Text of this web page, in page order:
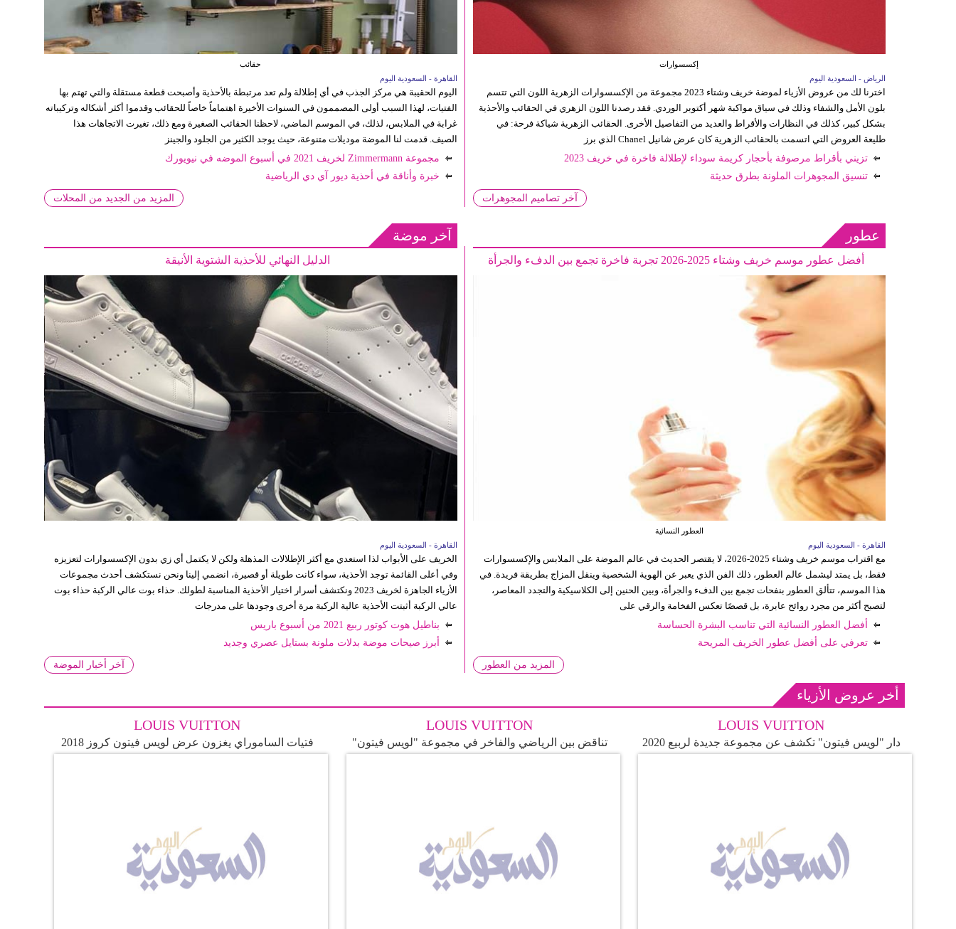
حقائب
القاهرة - السعودية اليوم
اليوم الحقيبة هي مركز الجذب في أي إطلالة ولم تعد مرتبطة بالأحذية وأصبحت قطعة مستقلة والتي تهتم بها
الفتيات، لهذا السبب أولى المصممون في السنوات الأخيرة اهتماماً خاصاً للحقائب وقدموا أكثر أشكاله وتركيباته
غرابة في الملابس، لذلك، في الموسم الماضي، لاحظنا الحقائب الصغيرة ومع ذلك، تغيرت الاتجاهات هذا
الصيف. قدمت لنا الموضة موديلات متنوعة، حيث يوجد الكثير من الجلود والجينز
مجموعة Zimmermann لخريف 2021 في أسبوع الموضه في نيويورك
خبرة وأناقة في أحذية ديور آي دي الرياضية
المزيد من الجديد من المحلات
إكسسوارات
الرياض - السعودية اليوم
اخترنا لك من عروض الأزياء لموضة خريف وشتاء 2023 مجموعة من الإكسسوارات الزهرية اللون التي تتسم
بلون الأمل والشفاء وذلك في سياق مواكبة شهر أكتوبر الوردي. فقد رصدنا اللون الزهري في الحقائب والأحذية
بشكل كبير، كذلك في النظارات والأقراط والعديد من التفاصيل الأخرى. الحقائب الزهرية شياكة فرحة: في
طليعة العروض التي اتسمت بالحقائب الزهرية كان عرض شانيل Chanel الذي برز
تزيني بأقراط مرصوفة بأحجار كريمة سوداء لإطلالة فاخرة في خريف 2023
تنسيق المجوهرات الملونة بطرق حديثة
آخر تصاميم المجوهرات
آخر موضة
الدليل النهائي للأحذية الشتوية الأنيقة
القاهرة - السعودية اليوم
الخريف على الأبواب لذا استعدي مع أكثر الإطلالات المذهلة ولكن لا يكتمل أي زي بدون الإكسسوارات لتعزيزه
وفي أعلى القائمة توجد الأحذية، سواء كانت طويلة أو قصيرة، انضمي إلينا ونحن نستكشف أحدث مجموعات
الأزياء الجاهزة لخريف 2023 ونكتشف أسرار اختيار الأحذية المناسبة لطولك. حذاء بوت عالي الركبة حذاء بوت
عالي الركبة أثبتت الأحذية عالية الركبة مرة أخرى وجودها على مدرجات
بناطيل هوت كوتور ربيع 2021 من أسبوع باريس
أبرز صيحات موضة بدلات ملونة بستايل عصري وجديد
آخر أخبار الموضة
عطور
أفضل عطور موسم خريف وشتاء 2025-2026 تجربة فاخرة تجمع بين الدفء والجرأة
العطور النسائية
القاهرة - السعودية اليوم
مع اقتراب موسم خريف وشتاء 2025-2026، لا يقتصر الحديث في عالم الموضة على الملابس والإكسسوارات
فقط، بل يمتد ليشمل عالم العطور، ذلك الفن الذي يعبر عن الهوية الشخصية وينقل المزاج بطريقة فريدة. في
هذا الموسم، تتألق العطور بنفحات تجمع بين الدفء والجرأة، وبين الحنين إلى الكلاسيكية والتجدد المعاصر،
لتصبح أكثر من مجرد روائح عابرة، بل قصصًا تعكس الفخامة والرقي على
أفضل العطور النسائية التي تناسب البشرة الحساسة
تعرفي على أفضل عطور الخريف المريحة
المزيد من العطور
أخر عروض الأزياء
LOUIS VUITTON
دار "لويس فيتون" تكشف عن مجموعة جديدة لربيع 2020
LOUIS VUITTON
تناقض بين الرياضي والفاخر في مجموعة "لويس فيتون"
LOUIS VUITTON
فتيات الساموراي يغزون عرض لويس فيتون كروز 2018